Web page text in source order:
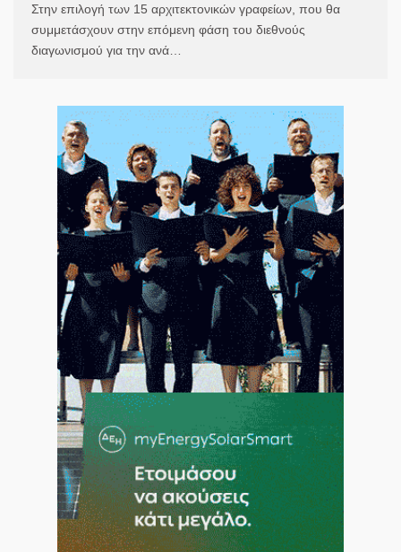
Στην επιλογή των 15 αρχιτεκτονικών γραφείων, που θα
συμμετάσχουν στην επόμενη φάση του διεθνούς
διαγωνισμού για την ανά…